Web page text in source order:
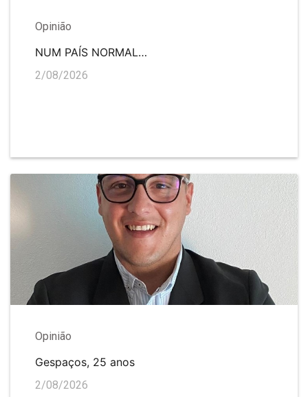
Opinião
NUM PAÍS NORMAL…
2/08/2026
Opinião
Gespaços, 25 anos
2/08/2026